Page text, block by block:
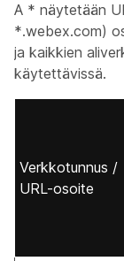
A * näytetään
*.webex.com)
ja kaikkien
käytettävissä.
Verkkotunnus /
URL-osoite